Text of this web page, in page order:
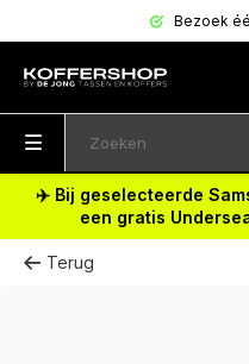
Bezoek
✈️ Bij geselecteerde
een gratis
Terug